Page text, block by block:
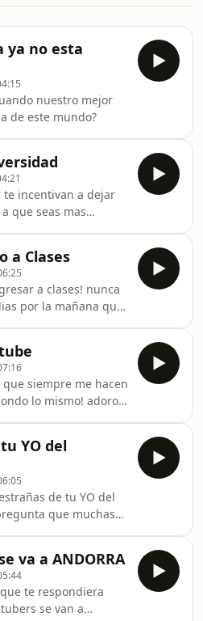
ya no esta
nuestro mejor
de este mundo?
te incentivan a dejar
que seas mas
a Clases
a clases! nunca
por la mañana que
amigos y familia por
distintas
siempre me hacen
lo mismo! adoro
YO del
de tu YO del
que muchas
va a ANDORRA
te respondiera
se van a